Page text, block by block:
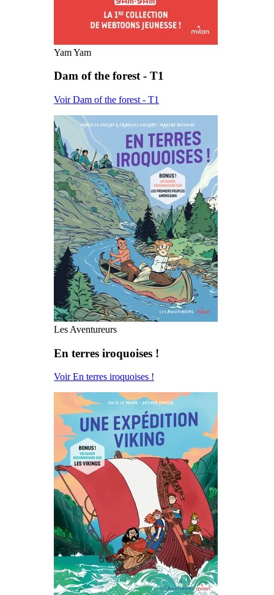
Yam Yam
Dam of the forest - T1
Voir Dam of the forest - T1
Les Aventureurs
En terres iroquoises !
Voir En terres iroquoises !